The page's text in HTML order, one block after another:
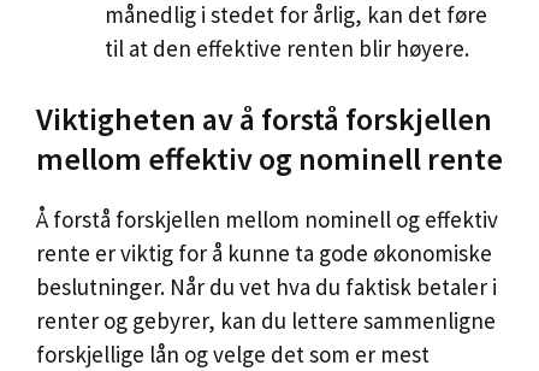
månedlig i stedet for årlig, kan det føre
til at den effektive renten blir høyere.
Viktigheten av å forstå forskjellen
mellom effektiv og nominell rente
Å forstå forskjellen mellom nominell og effektiv
rente er viktig for å kunne ta gode økonomiske
beslutninger. Når du vet hva du faktisk betaler i
renter og gebyrer, kan du lettere sammenligne
forskjellige lån og velge det som er mest